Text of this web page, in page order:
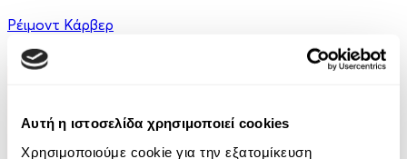
Αυτή η ιστοσελίδα χρησιμοποιεί cookies
Χρησιμοποιούμε cookie για την εξατομίκευση
Ρέιμοντ Κάρβερ
7.99€